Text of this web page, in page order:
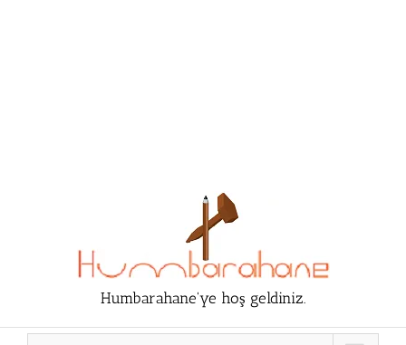
Humbarahane'ye hoş geldiniz.